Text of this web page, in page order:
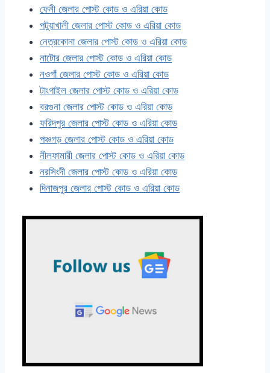
ফেনী জেলার পোস্ট কোড ও এরিয়া কোড
পটুয়াখালী জেলার পোস্ট কোড ও এরিয়া কোড
নেত্রকোনা জেলার পোস্ট কোড ও এরিয়া কোড
নাটোর জেলার পোস্ট কোড ও এরিয়া কোড
নওগাঁ জেলার পোস্ট কোড ও এরিয়া কোড
টাংগাইল জেলার পোস্ট কোড ও এরিয়া কোড
বরগুনা জেলার পোস্ট কোড ও এরিয়া কোড
ফরিদপুর জেলার পোস্ট কোড ও এরিয়া কোড
পঞ্চগড় জেলার পোস্ট কোড ও এরিয়া কোড
নীলফামারী জেলার পোস্ট কোড ও এরিয়া কোড
নরসিংদী জেলার পোস্ট কোড ও এরিয়া কোড
দিনাজপুর জেলার পোস্ট কোড ও এরিয়া কোড